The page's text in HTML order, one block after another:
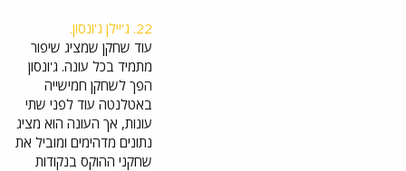
l
עין לציון צופיה: הגאווה והתקווה הישראלית מבחירת דני אבדיה לאולסטאר - וואלה ספורט
ההישג
החלומ
י של
דני
אבדיה
הוא
סיבה
22. ג'יילן ג'ונסון.
עוד שחקן שמציג שיפור
מתמיד בכל עונה. ג'ונסון
הפך לשחקן חמישייה
באטלנטה עוד לפני שתי
עונות, אך העונה הוא מציג
נתונים מדהימים ומוביל את
שחקני ההוקס בנקודות